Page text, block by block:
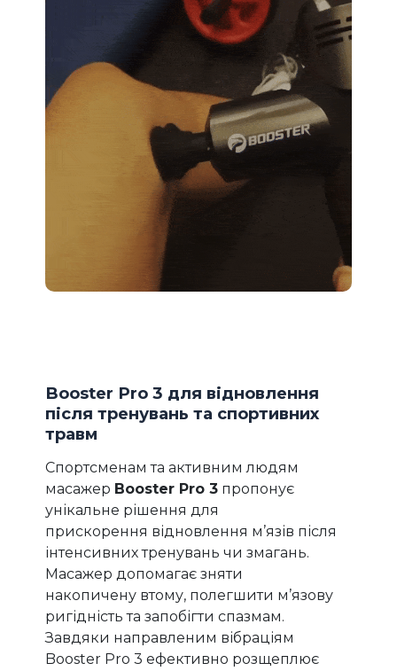
Booster Pro 3 для відновлення
після тренувань та спортивних
травм
Спортсменам та активним людям
масажер Booster Pro 3пропонує
унікальне рішення для
прискорення відновлення м’язів після
інтенсивних тренувань чи змагань.
Масажер допомагає зняти
накопичену втому, полегшити м’язову
ригідність та запобігти спазмам.
Завдяки направленим вібраціям
Booster Pro 3 ефективно розщеплює